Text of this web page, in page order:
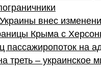
внес
Крыма с
пассажиропоток на
треть – украинское